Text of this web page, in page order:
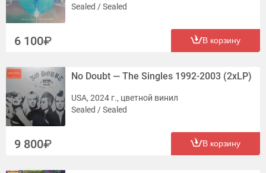
Sealed / Sealed
6 100 В корзину
No Doubt — The Singles 1992-2003 (2xLP)
USA, 2024 г., цветной винил
Sealed / Sealed
9 800 В корзину